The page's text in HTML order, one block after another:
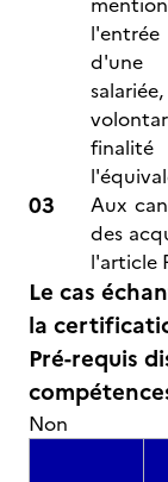
d'une
Aux
des
l'article
Le cas
la
Pré-requis
Non